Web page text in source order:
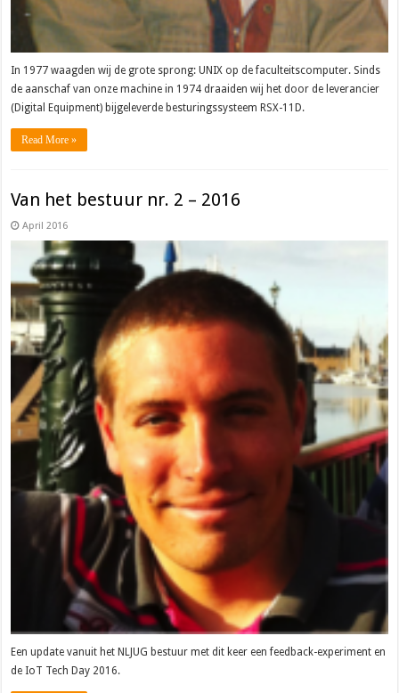
In 1977 waagden wij de grote sprong: UNIX op de faculteitscomputer. Sinds
de aanschaf van onze machine in 1974 draaiden wij het door de leverancier
(Digital Equipment) bijgeleverde besturingssysteem RSX-11D.
Read More »
Van het bestuur nr. 2 – 2016
April 2016
Een update vanuit het NLJUG bestuur met dit keer een feedback-experiment en
de IoT Tech Day 2016.